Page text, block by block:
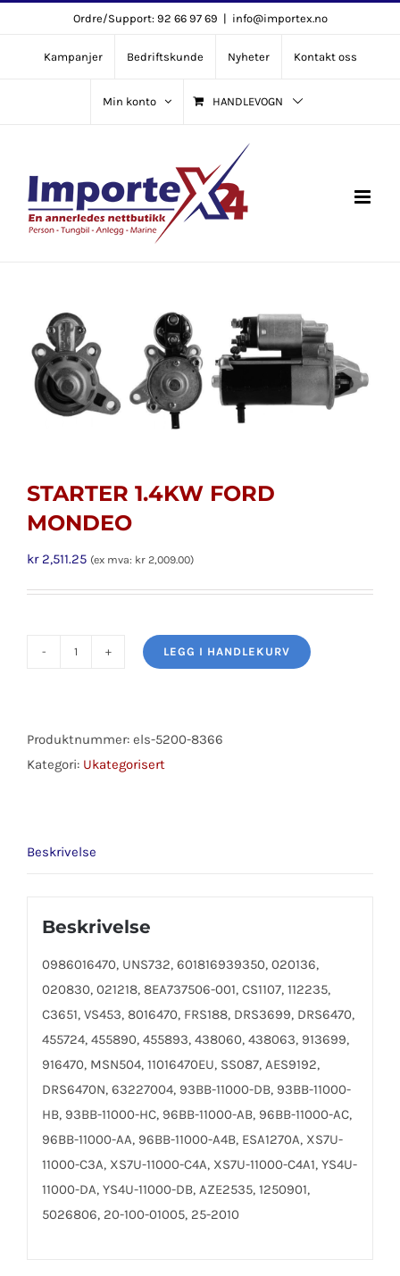
content
Ordre/Support: 92 66 97 69 | info@importex.no
Kampanjer Bedriftskunde Nyheter Kontakt oss
Min konto HANDLEVOGN
STARTER 1.4KW FORD
MONDEO
kr2,511.25 (ex mva: kr 2,009.00)
MONDEO
antall
LEGG I HANDLEKURV
Produktnummer: els-5200-8366
Kategori: Ukategorisert
Beskrivelse
Beskrivelse
0986016470, UNS732, 601816939350, 020136,
020830, 021218, 8EA737506-001, CS1107, 112235,
C3651, VS453, 8016470, FRS188, DRS3699, DRS6470,
455724, 455890, 455893, 438060, 438063, 913699,
916470, MSN504, 11016470EU, SS087, AES9192,
DRS6470N, 63227004, 93BB-11000-DB, 93BB-11000-
HB, 93BB-11000-HC, 96BB-11000-AB, 96BB-11000-AC,
96BB-11000-AA, 96BB-11000-A4B, ESA1270A, XS7U-
11000-C3A, XS7U-11000-C4A, XS7U-11000-C4A1, YS4U-
11000-DA, YS4U-11000-DB, AZE2535, 1250901,
5026806, 20-100-01005, 25-2010